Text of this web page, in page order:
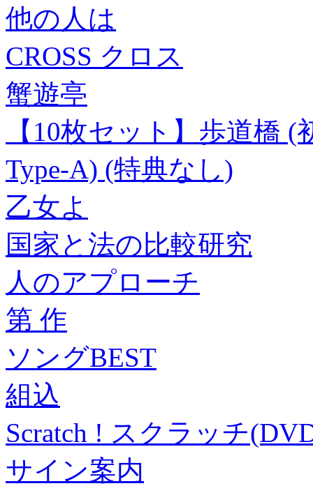
他の人は
CROSS クロス
蟹遊亭
【10枚セット】歩道橋
Type-A) (特典なし)
乙女よ
国家と法の比較研究
人のアプローチ
第 作
ソングBEST
組込
Scratch ! スクラッチ
サイン案内